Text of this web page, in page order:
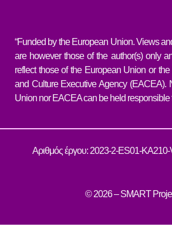
“Funded by the European Union. Views
are however those of the author(s) only
reflect those of the European Union or
and Culture Executive Agency (EACEA).
Union nor EACEA can be held responsible
Αριθμός έργου: 2023-2-ES01-
© 2026 – SMART